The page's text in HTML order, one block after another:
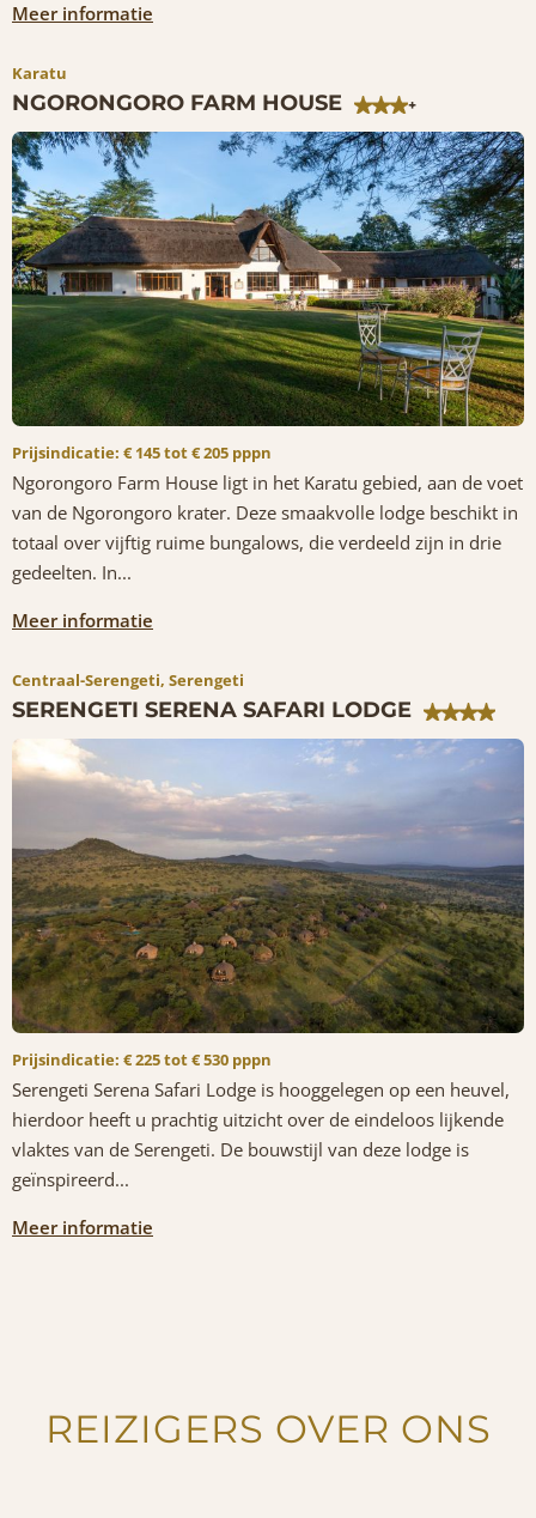
Meer informatie
Karatu
NGORONGORO FARM HOUSE +
Prijsindicatie: € 145 tot € 205 pppn
Ngorongoro Farm House ligt in het Karatu gebied, aan de voet
van de Ngorongoro krater. Deze smaakvolle lodge beschikt in
totaal over vijftig ruime bungalows, die verdeeld zijn in drie
gedeelten. In...
Meer informatie
Centraal-Serengeti, Serengeti
SERENGETI SERENA SAFARI LODGE
Prijsindicatie: € 225 tot € 530 pppn
Serengeti Serena Safari Lodge is hooggelegen op een heuvel,
hierdoor heeft u prachtig uitzicht over de eindeloos lijkende
vlaktes van de Serengeti. De bouwstijl van deze lodge is
geïnspireerd...
Meer informatie
REIZIGERS OVER ONS